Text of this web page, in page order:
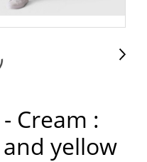
Cream :
yellow